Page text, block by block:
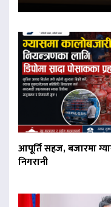
आपूर्ति सहज, बजारमा
निगरानी